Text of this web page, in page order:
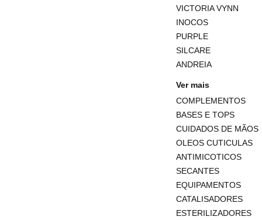
VICTORIA VYNN
INOCOS
PURPLE
SILCARE
ANDREIA
Ver mais
COMPLEMENTOS
BASES E TOPS
CUIDADOS DE MÃOS
OLEOS CUTICULAS
ANTIMICOTICOS
SECANTES
EQUIPAMENTOS
CATALISADORES
ESTERILIZADORES